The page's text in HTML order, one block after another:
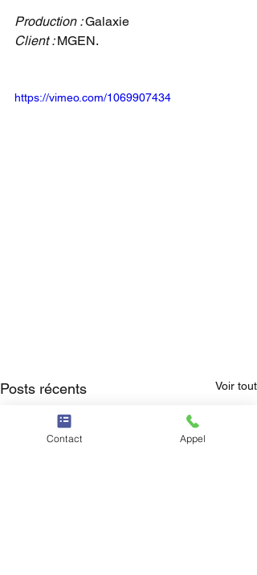
Production : Galaxie
Client : MGEN.
https://vimeo.com/1069907434
Posts récents Voir tout
Contact Appel